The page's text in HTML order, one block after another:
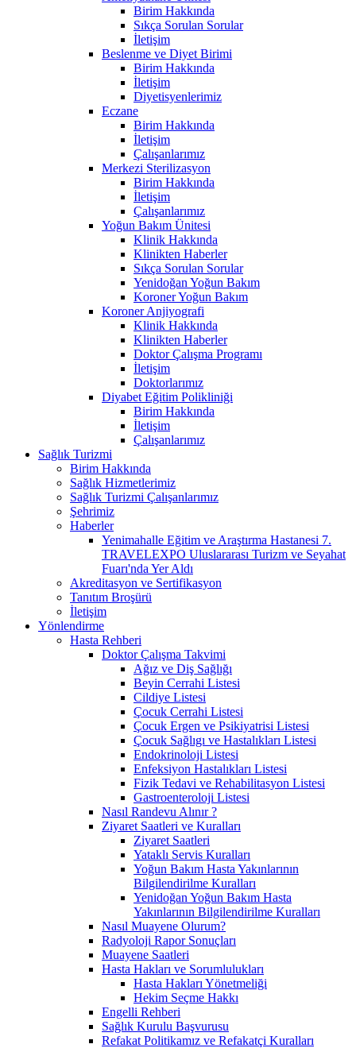
Birim Hakkında
Sıkça Sorulan Sorular
İletişim
Beslenme ve Diyet Birimi
Birim Hakkında
İletişim
Diyetisyenlerimiz
Eczane
Birim Hakkında
İletişim
Çalışanlarımız
Merkezi Sterilizasyon
Birim Hakkında
İletişim
Çalışanlarımız
Yoğun Bakım Ünitesi
Klinik Hakkında
Klinikten Haberler
Sıkça Sorulan Sorular
Yenidoğan Yoğun Bakım
Koroner Yoğun Bakım
Koroner Anjiyografi
Klinik Hakkında
Klinikten Haberler
Doktor Çalışma Programı
İletişim
Doktorlarımız
Diyabet Eğitim Polikliniği
Birim Hakkında
İletişim
Çalışanlarımız
Sağlık Turizmi
Birim Hakkında
Sağlık Hizmetlerimiz
Sağlık Turizmi Çalışanlarımız
Şehrimiz
Haberler
Yenimahalle Eğitim ve Araştırma Hastanesi 7.
TRAVELEXPO Uluslararası Turizm ve Seyahat
Fuarı'nda Yer Aldı
Akreditasyon ve Sertifikasyon
Tanıtım Broşürü
İletişim
Yönlendirme
Hasta Rehberi
Doktor Çalışma Takvimi
Ağız ve Diş Sağlığı
Beyin Cerrahi Listesi
Cildiye Listesi
Çocuk Cerrahi Listesi
Çocuk Ergen ve Psikiyatrisi Listesi
Çocuk Sağlıgı ve Hastalıkları Listesi
Endokrinoloji Listesi
Enfeksiyon Hastalıkları Listesi
Fizik Tedavi ve Rehabilitasyon Listesi
Gastroenteroloji Listesi
Nasıl Randevu Alınır ?
Ziyaret Saatleri ve Kuralları
Ziyaret Saatleri
Yataklı Servis Kuralları
Yoğun Bakım Hasta Yakınlarının
Bilgilendirilme Kuralları
Yenidoğan Yoğun Bakım Hasta
Yakınlarının Bilgilendirilme Kuralları
Nasıl Muayene Olurum?
Radyoloji Rapor Sonuçları
Muayene Saatleri
Hasta Hakları ve Sorumlulukları
Hasta Hakları Yönetmeliği
Hekim Seçme Hakkı
Engelli Rehberi
Sağlık Kurulu Başvurusu
Refakat Politikamız ve Refakatçi Kuralları